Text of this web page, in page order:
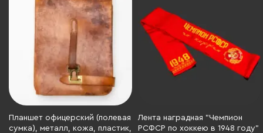
Планшет офицерский (полевая
сумка), металл, кожа, пластик,
Лента наградная "Чемпион
РСФСР по хоккею в 1948 году"